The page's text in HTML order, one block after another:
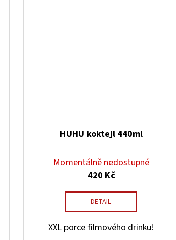
HUHU koktejl 440ml
Momentálně nedostupné
420 Kč
DETAIL
XXL porce filmového drinku!